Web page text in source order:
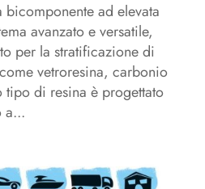
bicomponente ad elevata
avanzato e versatile,
per la stratificazione di
vetroresina, carbonio
tipo di resina è progettato
a...